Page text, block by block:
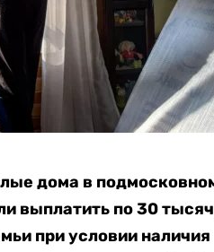
дома в
выплатить по 30
при условии наличия